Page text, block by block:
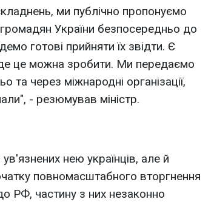
ми публічно пропонуємо
громадян України безпосередньо до
готові прийняти їх звідти. Є
де це можна зробити. Ми передаємо
через міжнародні організації,
- резюмував міністр.
нею українців, але й
повномасштабного вторгнення
РФ, частину з них незаконно